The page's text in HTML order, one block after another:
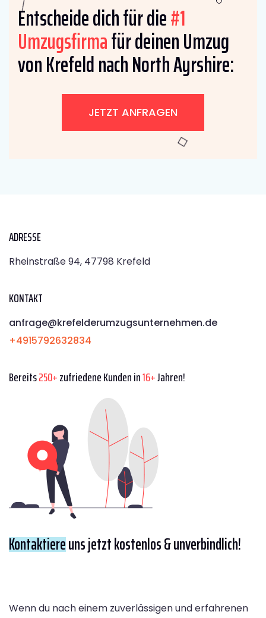
Entscheide dich für die#1
Umzugsfirmafür deinen Umzug
von Krefeld nach North Ayrshire:
JETZT ANFRAGEN
ADRESSE
Rheinstraße 94, 47798 Krefeld
KONTAKT
anfrage@krefelderumzugsunternehmen.de
+4915792632834
Bereits250+zufriedene Kunden in16+Jahren!
Kontaktiereuns jetzt kostenlos & unverbindlich!
Wenn du nach einem zuverlässigen und erfahrenen